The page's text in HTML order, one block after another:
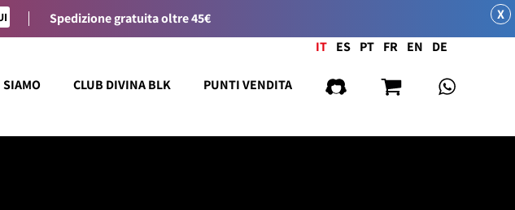
Spedizione gratuita oltre 45€ X
SIAMO CLUB DIVINA BLK PUNTI VENDITA
IT ES PT FR EN DE